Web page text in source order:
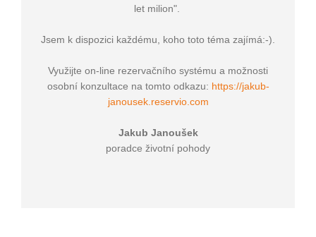
let milion".
Jsem k dispozici každému, koho toto téma zajímá:-).
Využijte on-line rezervačního systému a možnosti
osobní konzultace na tomto odkazu: https://jakub-
janousek.reservio.com
Jakub Janoušek
poradce životní pohody